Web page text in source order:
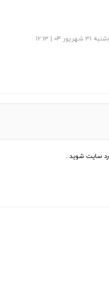
شهریور 04 | 12:13
سایت شوید .